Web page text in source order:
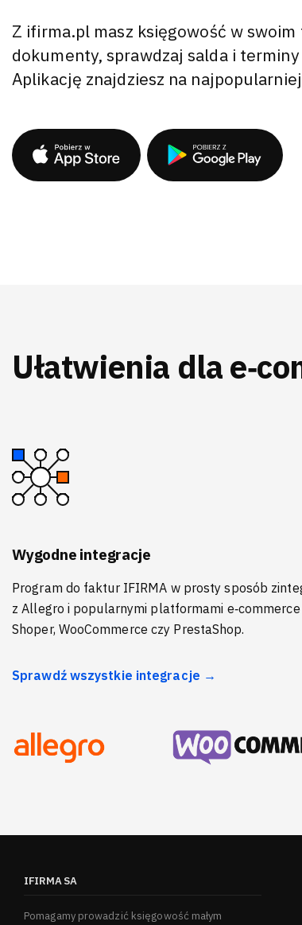
Z ifirma.pl masz księgowość w swoim
dokumenty, sprawdzaj salda i
Aplikację znajdziesz na
Ułatwienia dla
Wygodne integracje
Program do faktur IFIRMA w prosty sposób
z Allegro i popularnymi platformami
Shoper, WooCommerce czy PrestaShop.
Sprawdź wszystkie integracje →
IFIRMA SA
Pomagamy prowadzić księgowość małym